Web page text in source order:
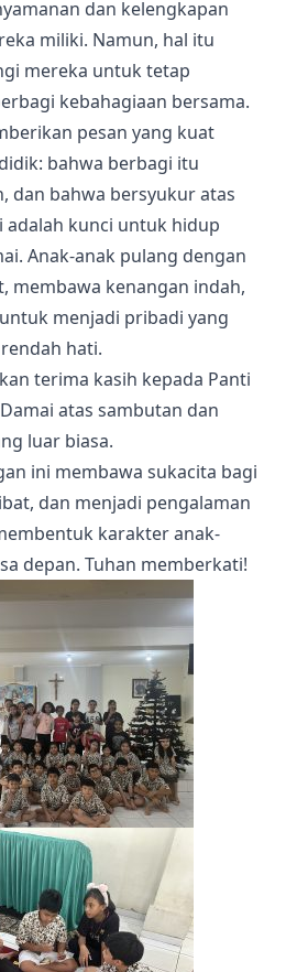
dan kelengkapan
miliki. Namun, hal itu
mereka untuk tetap
kebahagiaan bersama.
pesan yang kuat
bahwa berbagi itu
dan bahwa bersyukur atas
adalah kunci untuk hidup
Anak-anak pulang dengan
membawa kenangan indah,
menjadi pribadi yang
hati.
terima kasih kepada Panti
atas sambutan dan
luar biasa.
ini membawa sukacita bagi
dan menjadi pengalaman
karakter anak-
depan. Tuhan memberkati!